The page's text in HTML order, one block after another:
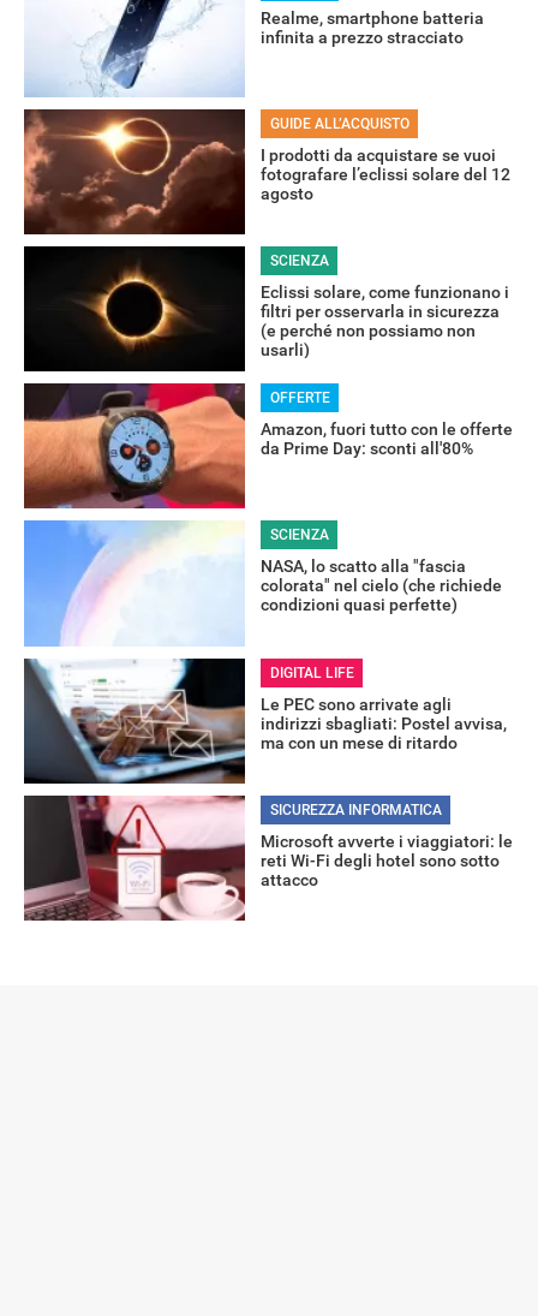
Realme, smartphone batteria
infinita a prezzo stracciato
GUIDE ALL’ACQUISTO
I prodotti da acquistare se vuoi
fotografare l’eclissi solare del 12
agosto
SCIENZA
Eclissi solare, come funzionano i
filtri per osservarla in sicurezza
(e perché non possiamo non
usarli)
OFFERTE
Amazon, fuori tutto con le offerte
da Prime Day: sconti all'80%
SCIENZA
NASA, lo scatto alla "fascia
colorata" nel cielo (che richiede
condizioni quasi perfette)
DIGITAL LIFE
Le PEC sono arrivate agli
indirizzi sbagliati: Postel avvisa,
ma con un mese di ritardo
SICUREZZA INFORMATICA
Microsoft avverte i viaggiatori: le
reti Wi-Fi degli hotel sono sotto
attacco